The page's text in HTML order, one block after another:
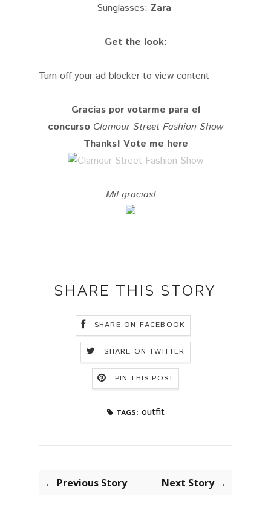
Sunglasses: Zara
Get the look:
Turn off your ad blocker to view content
Gracias por votarme para el
concurso Glamour Street Fashion Show
Thanks! Vote me here
Mil gracias!
SHARE THIS STORY
SHARE ON FACEBOOK
SHARE ON TWITTER
PIN THIS POST
TAGS: outfit
← Previous Story Next Story →